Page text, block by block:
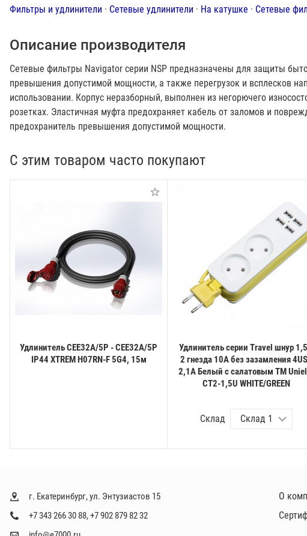
Фильтры и удлинители · Сетевые удлинители · На катушке · Сетевые
Описание производителя
Сетевые фильтры Navigator серии NSP предназначены для защиты
превышения допустимой мощности, а также перегрузок и всплесков
использовании. Корпус неразборный, выполнен из негорючего
розетках. Эластичная муфта предохраняет кабель от заломов и
предохранитель превышения допустимой мощности.
С этим товаром часто покупают
Удлинитель CEE32A/5P - CEE32A/5P
IP44 XTREM H07RN-F 5G4, 15м
Удлинитель серии Travel шнур
2 гнездa 10A без зазамления
2,1A Белый с салатовым ТМ
CT2-1,5U WHITE/GREEN
Склад
г. Екатеринбург, ул. Энтузиастов 15
+7 343 266 30 88,+7 902 879 82 32
О